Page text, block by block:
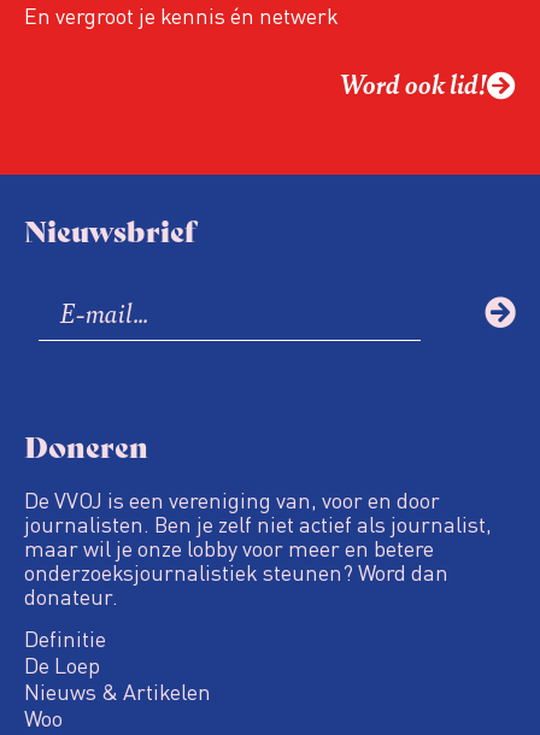
En vergroot je kennis én netwerk
Word ook lid!
Nieuwsbrief
Doneren
De VVOJ is een vereniging van, voor en door
journalisten. Ben je zelf niet actief als journalist,
maar wil je onze lobby voor meer en betere
onderzoeksjournalistiek steunen? Word dan
donateur.
Definitie
De Loep
Nieuws & Artikelen
Woo